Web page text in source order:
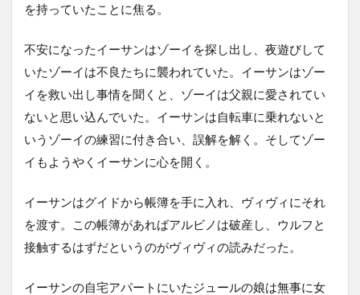
を持っていたことに焦る。
不安になったイーサンはゾーイを探し出し、夜遊びして
いたゾーイは不良たちに襲われていた。イーサンはゾー
イを救い出し事情を聞くと、ゾーイは父親に愛されてい
ないと思い込んでいた。イーサンは自転車に乗れないと
いうゾーイの練習に付き合い、誤解を解く。そしてゾー
イもようやくイーサンに心を開く。
イーサンはグイドから帳簿を手に入れ、ヴィヴィにそれ
を渡す。この帳簿があればアルビノは破産し、ウルフと
接触するはずだというのがヴィヴィの読みだった。
イーサンの自宅アパートにいたジュールの娘は無事に女